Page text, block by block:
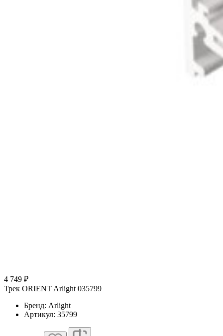
4 749 ₽
Трек ORIENT Arlight 035799
Бренд: Arlight
Артикул: 35799